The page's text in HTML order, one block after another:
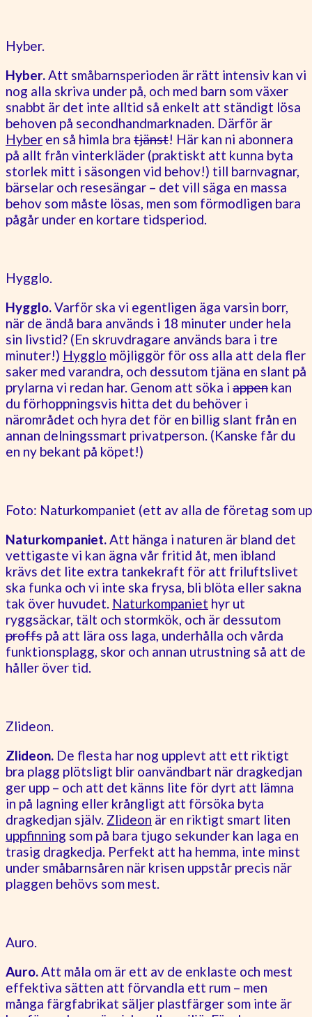
Hyber.
Hyber.Att småbarnsperioden är rätt intensiv kan vi
nog alla skriva under på, och med barn som växer
snabbt är det inte alltid så enkelt att ständigt lösa
behoven på secondhandmarknaden. Därför är
Hyber en så himla bra tjänst! Här kan ni abonnera
på allt från vinterkläder (praktiskt att kunna byta
storlek mitt i säsongen vid behov!) till barnvagnar,
bärselar och resesängar – det vill säga en massa
behov som måste lösas, men som förmodligen bara
pågår under en kortare tidsperiod.
Hygglo.
Hygglo.Varför ska vi egentligen äga varsin borr,
när de ändå bara används i 18 minuter under hela
sin livstid? (En skruvdragare används bara i tre
minuter!) Hygglo möjliggör för oss alla att dela fler
saker med varandra, och dessutom tjäna en slant på
prylarna vi redan har. Genom att söka i appen kan
du förhoppningsvis hitta det du behöver i
närområdet och hyra det för en billig slant från en
annan delningssmart privatperson. (Kanske får du
en ny bekant på köpet!)
Foto: Naturkompaniet (ett av alla de företag som
Naturkompaniet.Att hänga i naturen är bland det
vettigaste vi kan ägna vår fritid åt, men ibland
krävs det lite extra tankekraft för att friluftslivet
ska funka och vi inte ska frysa, bli blöta eller sakna
tak över huvudet. Naturkompaniet hyr ut
ryggsäckar, tält och stormkök, och är dessutom
proffs på att lära oss laga, underhålla och vårda
funktionsplagg, skor och annan utrustning så att de
håller över tid.
Zlideon.
Zlideon. De flesta har nog upplevt att ett riktigt
bra plagg plötsligt blir oanvändbart när dragkedjan
ger upp – och att det känns lite för dyrt att lämna
in på lagning eller krångligt att försöka byta
dragkedjan själv. Zlideon är en riktigt smart liten
uppfinning som på bara tjugo sekunder kan laga en
trasig dragkedja. Perfekt att ha hemma, inte minst
under småbarnsåren när krisen uppstår precis när
plaggen behövs som mest.
Auro.
Auro.Att måla om är ett av de enklaste och mest
effektiva sätten att förvandla ett rum – men
många färgfabrikat säljer plastfärger som inte är